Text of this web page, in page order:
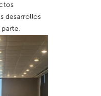
desarrollos